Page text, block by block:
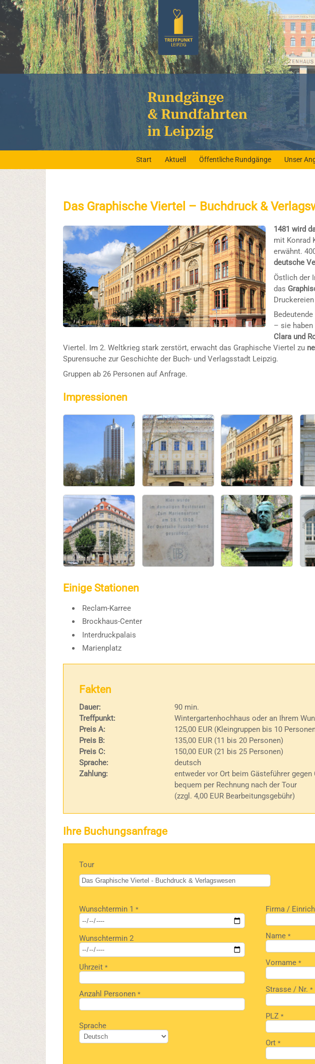
Start Aktuell Öffentliche Rundgänge Unser
Das Graphische Viertel – Buchdruck &
1481 wird
mit Konrad
erwähnt.
deutsche
Östlich der
das
– sie
Clara und
Viertel. Im 2. Weltkrieg stark zerstört, erwacht das Graphische Viertel zu
Spurensuche zur Geschichte der Buch- und Verlagsstadt Leipzig.
Gruppen ab 26 Personen auf Anfrage.
Impressionen
Einige Stationen
Reclam-Karree
Brockhaus-Center
Interdruckpalais
Marienplatz
Fakten
Dauer:
90 min.
Treffpunkt:
Wintergartenhochhaus oder an Ihrem
Preis A:
125,00 EUR (Kleingruppen bis 10
Preis B:
135,00 EUR (11 bis 20 Personen)
Preis C:
150,00 EUR (21 bis 25 Personen)
Sprache:
deutsch
Zahlung:
entweder vor Ort beim Gästeführer gegen
bequem per Rechnung nach der Tour
(zzgl. 4,00 EUR Bearbeitungsgebühr)
Ihre Buchungsanfrage
Tour
lasse
dieses
leer.
Wunschtermin 1 *
Wunschtermin 2
Uhrzeit *
Anzahl Personen *
Bitte
lasse
dieses
Feld
Sprache
Firma /
Name *
Vorname *
Strasse / Nr. *
PLZ *
Ort *